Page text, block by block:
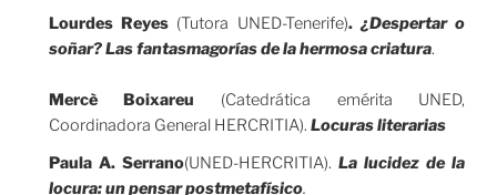
Lourdes Reyes (Tutora UNED-Tenerife).¿Despertar o
soñar? Las fantasmagorías de la hermosa criatura.
Mercè Boixareu (Catedrática emérita UNED,
Coordinadora General HERCRITIA). Locuras literarias
Paula A. Serrano(UNED-HERCRITIA).La lucidez de la
locura: un pensar postmetafísico.